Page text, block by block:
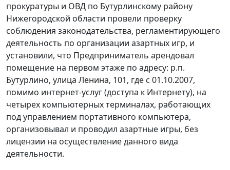
прокуратуры и ОВД по Бутурлинскому району
Нижегородской области провели проверку
соблюдения законодательства, регламентирующего
деятельность по организации азартных игр, и
установили, что Предприниматель арендовал
помещение на первом этаже по адресу: р.п.
Бутурлино, улица Ленина, 101, где с 01.10.2007,
помимо интернет-услуг (доступа к Интернету), на
четырех компьютерных терминалах, работающих
под управлением портативного компьютера,
организовывал и проводил азартные игры, без
лицензии на осуществление данного вида
деятельности.